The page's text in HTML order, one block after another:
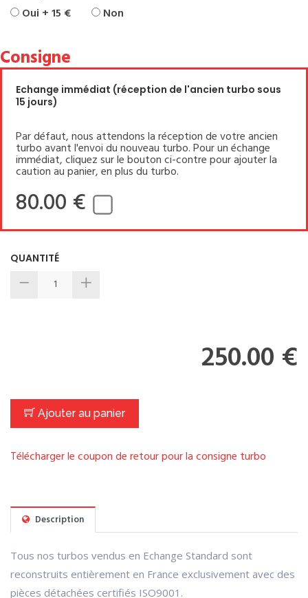
Oui + 15 € Non
Consigne
Echange immédiat (réception de l'ancien turbo sous
15 jours)
Par défaut, nous attendons la réception de votre ancien
turbo avant l'envoi du nouveau turbo. Pour un échange
immédiat, cliquez sur le bouton ci-contre pour ajouter la
caution au panier, en plus du turbo.
80.00 €
QUANTITÉ
250.00 €
Ajouter au panier
Télécharger le coupon de retour pour la consigne turbo
Description
Tous nos turbos vendus en Echange Standard sont
reconstruits entièrement en France exclusivement avec des
pièces détachées certifiés ISO9001.